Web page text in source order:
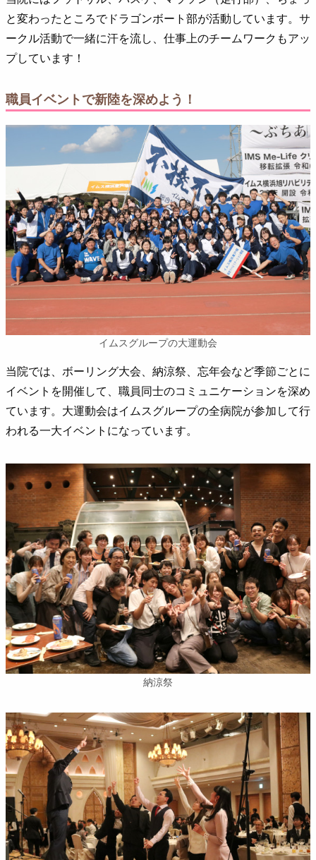
と変わったところでドラゴンボート部が活動しています。サ
ークル活動で一緒に汗を流し、仕事上のチームワークもアッ
プしています！
職員イベントで新陸を深めよう！
イムスグループの大運動会
当院では、ボーリング大会、納涼祭、忘年会など季節ごとに
イベントを開催して、職員同士のコミュニケーションを深め
ています。大運動会はイムスグループの全病院が参加して行
われる一大イベントになっています。
納涼祭